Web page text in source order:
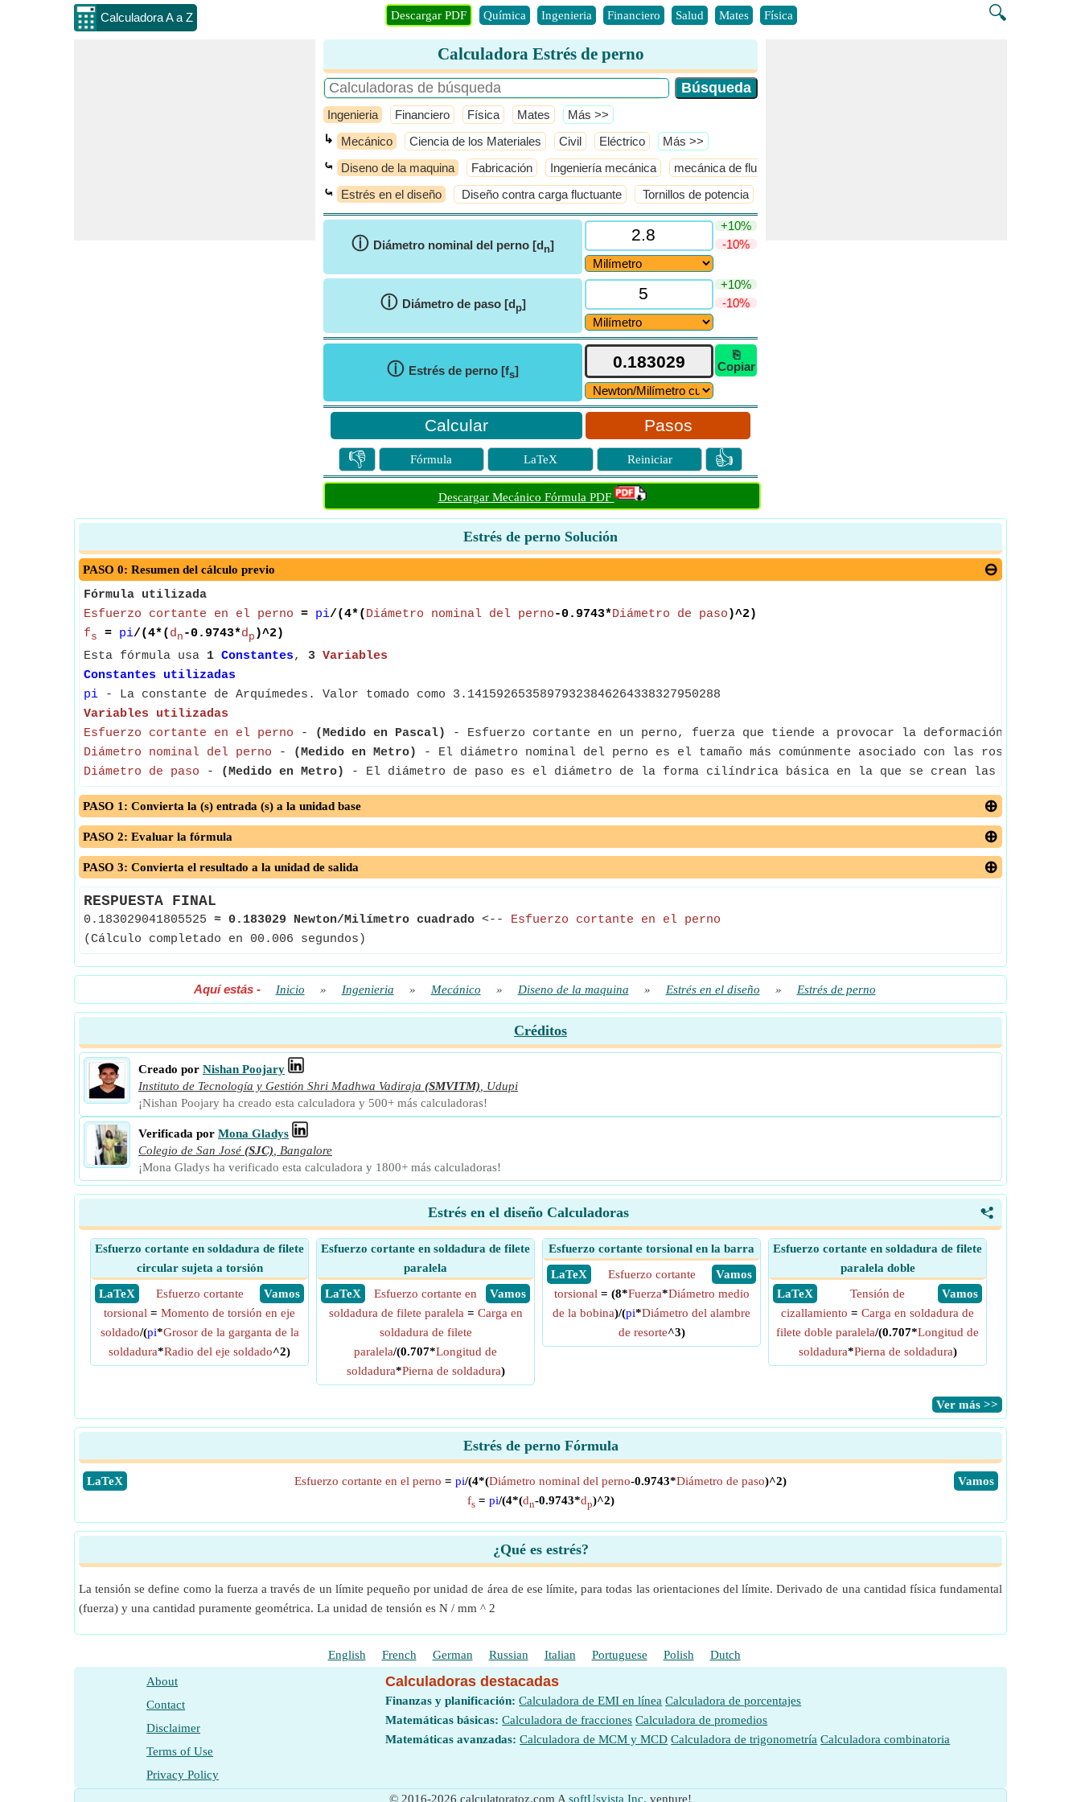
Calculadora A a Z 🔍
Descargar PDF Química Ingenieria Financiero Salud Mates Física
Calculadora Estrés de perno
Ingenieria Financiero Física Mates ​Más >>
↳ Mecánico Ciencia de los Materiales Civil Eléctrico ​Más >>
⤿ Diseno de la maquina Fabricación Ingeniería mecánica mecánica de fluidos
⤿ Estrés en el diseño Diseño contra carga fluctuante Tornillos de potencia
ⓘ Diámetro nominal del perno [dn]
+10%
-10%
ⓘ Diámetro de paso [dp]
+10%
-10%
ⓘ Estrés de perno [fs]
⎘
Copiar
Pasos
👎 Fórmula LaTeX Reiniciar 👍
Descargar Mecánico Fórmula PDF
Estrés de perno Solución
PASO 0: Resumen del cálculo previo
Fórmula utilizada
Esfuerzo cortante en el perno = pi/(4*( Diámetro nominal del perno-0.9743*Diámetro de paso )^2)
fs = pi/(4*( dn -0.9743*dp )^2)
Esta fórmula usa 1 Constantes, 3 Variables
Constantes utilizadas
pi - La constante de Arquímedes. Valor tomado como 3.14159265358979323846264338327950288
Variables utilizadas
Esfuerzo cortante en el perno - (Medido en Pascal)
- Esfuerzo cortante en un perno, fuerza que tiende a provocar la deformación de un
Diámetro nominal del perno - (Medido en Metro)
- El diámetro nominal del perno es el tamaño más comúnmente asociado con las roscas de
Diámetro de paso - (Medido en Metro) - El diámetro de paso es el diámetro de la forma cilíndrica básica en la que se crean las roscas.
PASO 1: Convierta la (s) entrada (s) a la unidad base
PASO 2: Evaluar la fórmula
PASO 3: Convierta el resultado a la unidad de salida
RESPUESTA FINAL
0.183029041805525 ≈ 0.183029 Newton/Milímetro cuadrado <-- Esfuerzo cortante en el perno
(Cálculo completado en 00.006 segundos)
Aquí estás- Inicio » Ingenieria » Mecánico » Diseno de la maquina » Estrés en el diseño » Estrés de perno
Créditos
Creado por Nishan Poojary
Instituto de Tecnología y Gestión Shri Madhwa Vadiraja (SMVITM)
Udupi
¡Nishan Poojary ha creado esta calculadora y 500+ más calculadoras!
Verificada por Mona Gladys
Colegio de San José (SJC)
Bangalore
¡Mona Gladys ha verificado esta calculadora y 1800+ más calculadoras!
<
Estrés en el diseño Calculadoras
Esfuerzo cortante en soldadura de filete
circular sujeta a torsión
​ LaTeX
​ Vamos
Esfuerzo cortante
torsional = Momento de torsión en eje
soldado/(pi*Grosor de la garganta de la
soldadura*Radio del eje soldado^2)
Esfuerzo cortante en soldadura de filete
paralela
​ LaTeX
​ Vamos
Esfuerzo cortante en
soldadura de filete paralela = Carga en
soldadura de filete
paralela/(0.707*Longitud de
soldadura*Pierna de soldadura)
Esfuerzo cortante torsional en la barra
​ LaTeX
​ Vamos
Esfuerzo cortante
torsional = (8*Fuerza*Diámetro medio
de la bobina)/(pi*Diámetro del alambre
de resorte^3)
Esfuerzo cortante en soldadura de filete
paralela doble
​ LaTeX
​ Vamos
Tensión de
cizallamiento = Carga en soldadura de
filete doble paralela/(0.707*Longitud de
soldadura*Pierna de soldadura)
​Ver más >>
Estrés de perno Fórmula
​LaTeX ​Vamos
Esfuerzo cortante en el perno = pi/(4*(Diámetro nominal del perno-0.9743*Diámetro de paso)^2)
fs= pi/(4*(dn-0.9743*dp)^2)
¿Qué es estrés?
La tensión se define como la fuerza a través de un límite pequeño por unidad de área de ese límite, para todas las orientaciones del límite. Derivado de una cantidad física fundamental
(fuerza) y una cantidad puramente geométrica. La unidad de tensión es N / mm ^ 2
English French German Russian Italian Portuguese Polish Dutch
About
Contact
Disclaimer
Terms of Use
Privacy Policy
Calculadoras destacadas
Finanzas y planificación: Calculadora de EMI en línea Calculadora de porcentajes
Matemáticas básicas: Calculadora de fracciones Calculadora de promedios
Matemáticas avanzadas: Calculadora de MCM y MCD Calculadora de trigonometría Calculadora combinatoria
© 2016-2026 calculatoratoz.com A softUsvista Inc. venture!